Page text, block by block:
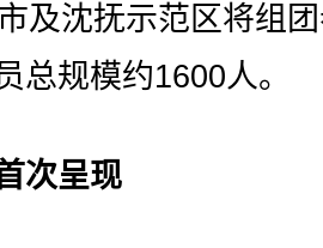
沈抚示范区将组团
总规模约1600人。
次呈现